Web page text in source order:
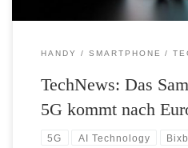
HANDY SMARTPHONE
TechNews: Das
5G kommt nach
5G AI Technology